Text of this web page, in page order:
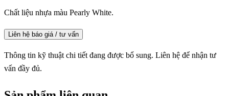
Chất liệu nhựa màu Pearly White.
Liên hệ báo giá / tư vấn
Thông tin kỹ thuật chi tiết đang được bổ sung. Liên hệ để nhận tư
vấn đầy đủ.